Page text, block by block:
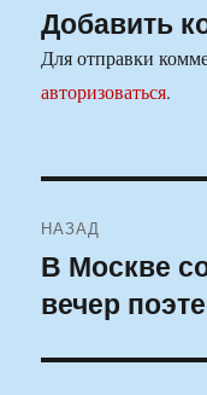
Добавить
Для отправки
авторизоваться.
по
записям
НАЗАД
Предыдущая
запись:
В Москве
вечер